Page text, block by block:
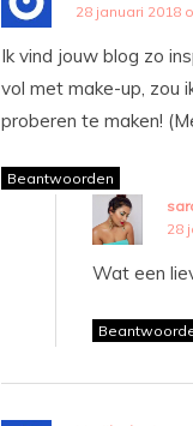
28 januari 2018
Ik vind jouw blog zo
vol met make-up, zou
proberen te maken!
Beantwoorden
28
Wat een